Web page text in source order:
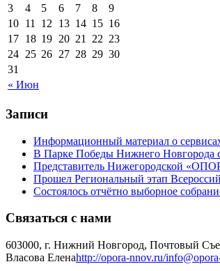
« Июн
3
4 5 6 7 8
9
10 11 12 13 14 15 16
17 18 19 20 21 22 23
24 25 26 27 28 29 30
31
Записи
Информационный материал о
В Парке Победы Нижнего Новгорода
Представитель Нижегородской
Прошел Региональный этап
Состоялось отчётно выборное
Связаться с нами
603000, г. Нижний Новгород, Почтовый
Власова Еленаhttp://opora-nnov.ru/